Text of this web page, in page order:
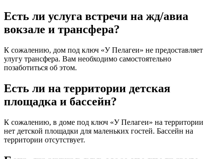
Есть ли услуга встречи на жд/авиа
вокзале и трансфера?
К сожалению, дом под ключ «У Пелагеи» не предоставляет
улугу трансфера. Вам необходимо самостоятельно
позаботиться об этом.
Есть ли на территории детская
площадка и бассейн?
К сожалению, в доме под ключ «У Пелагеи» на территории
нет детской площадки для маленьких гостей. Бассейн на
территории отсутствует.